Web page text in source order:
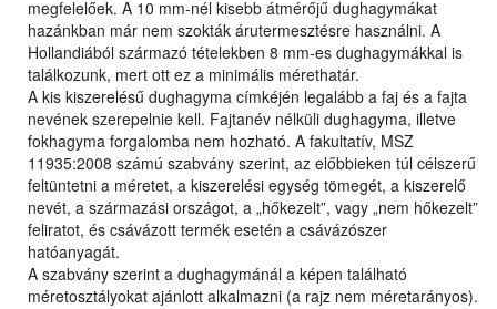
megfelelőek. A 10 mm-nél kisebb átmérőjű dughagymákat
hazánkban már nem szokták árutermesztésre használni. A
Hollandiából származó tételekben 8 mm-es dughagymákkal is
találkozunk, mert ott ez a minimális mérethatár.
A kis kiszerelésű dughagyma címkéjén legalább a faj és a fajta
nevének szerepelnie kell. Fajtanév nélküli dughagyma, illetve
fokhagyma forgalomba nem hozható. A fakultatív, MSZ
11935:2008 számú szabvány szerint, az előbbieken túl célszerű
feltüntetni a méretet, a kiszerelési egység tömegét, a kiszerelő
nevét, a származási országot, a „hőkezelt”, vagy „nem hőkezelt”
feliratot, és csávázott termék esetén a csávázószer
hatóanyagát.
A szabvány szerint a dughagymánál a képen található
méretosztályokat ajánlott alkalmazni (a rajz nem méretarányos).